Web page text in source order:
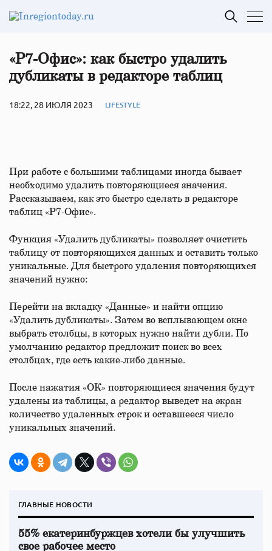
«Р7-Офис»: как быстро удалить
дубликаты в редакторе таблиц
18:22, 28 ИЮЛЯ 2023 LIFESTYLE
При работе с большими таблицами иногда бывает
необходимо удалить повторяющиеся значения.
Рассказываем, как это быстро сделать в редакторе
таблиц «Р7-Офис».
Функция «Удалить дубликаты» позволяет очистить
таблицу от повторяющихся данных и оставить только
уникальные. Для быстрого удаления повторяющихся
значений нужно:
Перейти на вкладку «Данные» и найти опцию
«Удалить дубликаты». Затем во всплывающем окне
выбрать столбцы, в которых нужно найти дубли. По
умолчанию редактор предложит поиск во всех
столбцах, где есть какие-либо данные.
После нажатия «ОК» повторяющиеся значения будут
удалены из таблицы, а редактор выведет на экран
количество удаленных строк и оставшееся число
уникальных значений.
ГЛАВНЫЕ НОВОСТИ
55% екатеринбуржцев хотели бы улучшить
свое рабочее место